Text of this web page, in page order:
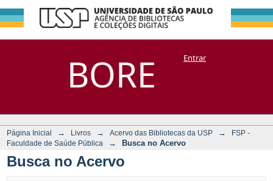
BORE
Busca no Acervo
DSpace/Manakin + CoriscoEntrar
Página Inicial → Livros → Acervo das Bibliotecas da USP →
FSP -
Faculdade de Saúde Pública
→ Busca no Acervo
Busca no Acervo